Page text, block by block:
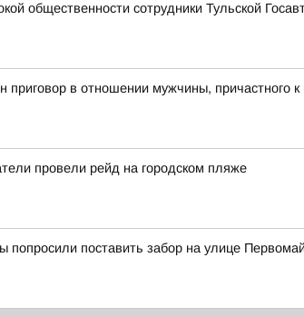
общественности сотрудники Тульской
в отношении мужчины, причастного
провели рейд на городском пляже
попросили поставить забор на улице